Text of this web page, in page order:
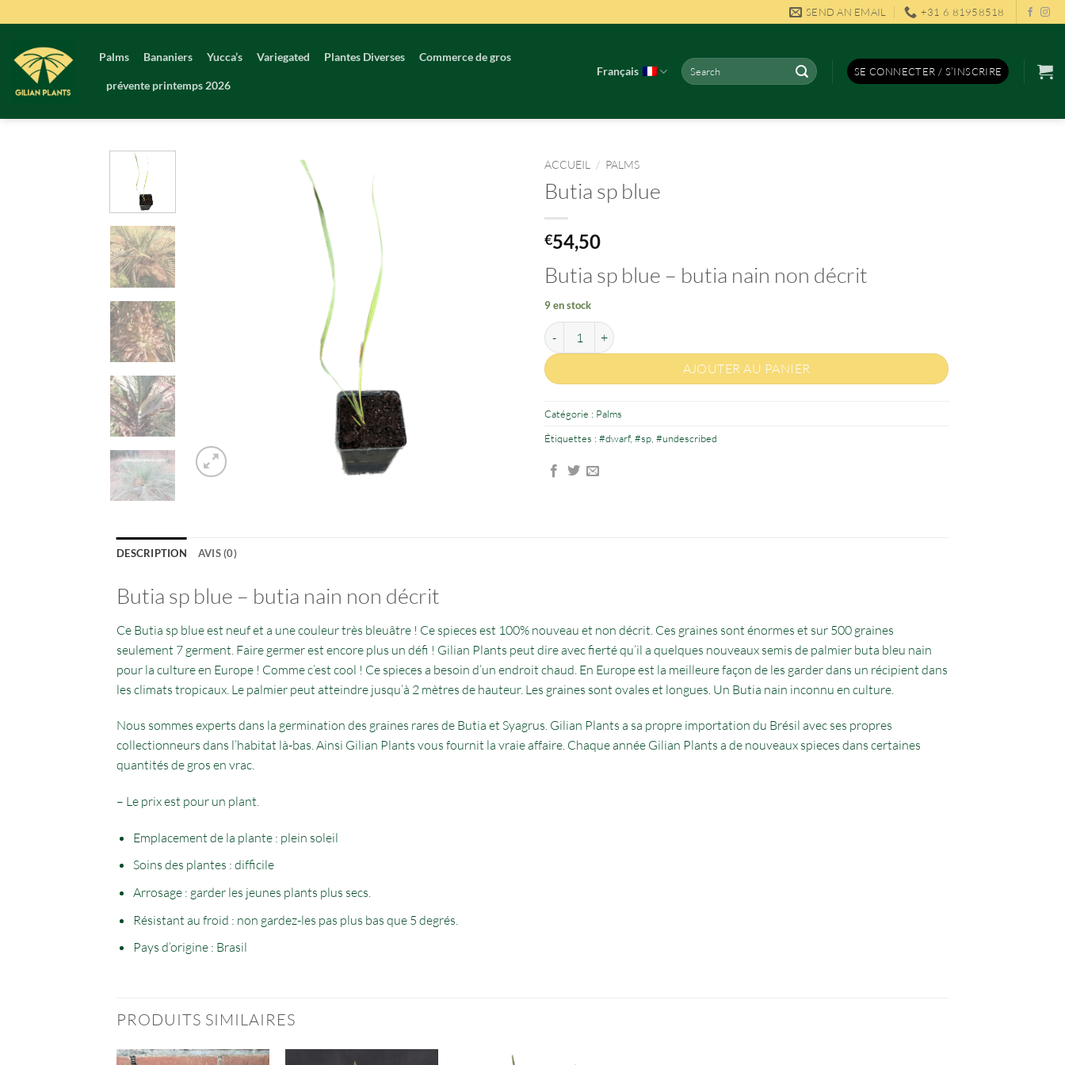
au
contenu
SEND AN EMAIL +31 6 81958518
Palms Bananiers Yucca’s Variegated Plantes Diverses Commerce de gros
prévente printemps 2026
Français
Recherche
pour :
SE CONNECTER / S’INSCRIRE
ACCUEIL / PALMS
Butia sp blue
€54,50
Butia sp blue – butia nain non décrit
9 en stock
quantité de Butia sp blue
AJOUTER AU PANIER
Catégorie : Palms
Étiquettes : #dwarf, #sp #undescribed
DESCRIPTION AVIS (0)
Butia sp blue – butia nain non décrit
Ce Butia sp blue est neuf et a une couleur très bleuâtre ! Ce spieces est 100% nouveau et non décrit. Ces graines sont énormes et sur 500 graines
seulement 7 germent. Faire germer est encore plus un défi ! Gilian Plants peut dire avec fierté qu’il a quelques nouveaux semis de palmier buta bleu nain
pour la culture en Europe ! Comme c’est cool ! Ce spieces a besoin d’un endroit chaud. En Europe est la meilleure façon de les garder dans un récipient dans
les climats tropicaux. Le palmier peut atteindre jusqu’à 2 mètres de hauteur. Les graines sont ovales et longues. Un Butia nain inconnu en culture.
Nous sommes experts dans la germination des graines rares de Butia et Syagrus. Gilian Plants a sa propre importation du Brésil avec ses propres
collectionneurs dans l’habitat là-bas. Ainsi Gilian Plants vous fournit la vraie affaire. Chaque année Gilian Plants a de nouveaux spieces dans certaines
quantités de gros en vrac.
– Le prix est pour un plant.
Emplacement de la plante : plein soleil
Soins des plantes : difficile
Arrosage : garder les jeunes plants plus secs.
Résistant au froid : non gardez-les pas plus bas que 5 degrés.
Pays d’origine : Brasil
PRODUITS SIMILAIRES